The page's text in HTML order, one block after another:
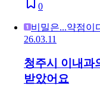
0
비밀은...약점이
26.03.11
청주시 이내과
받았어요